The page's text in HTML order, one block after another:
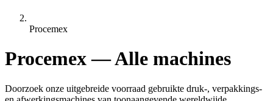
Procemex
Procemex — Alle machines
Doorzoek onze uitgebreide voorraad gebruikte druk-, verpakkings-